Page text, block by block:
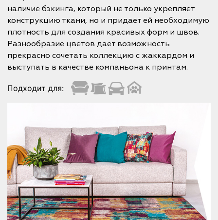
наличие бэкинга, который не только укрепляет
конструкцию ткани, но и придает ей необходимую
плотность для создания красивых форм и швов.
Разнообразие цветов дает возможность
прекрасно сочетать коллекцию с жаккардом и
выступать в качестве компаньона к принтам.
Подходит для: